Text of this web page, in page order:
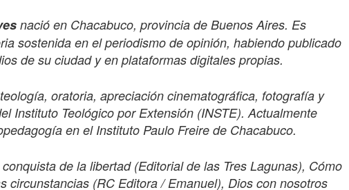
nació en Chacabuco, provincia de Buenos Aires. Es
sostenida en el periodismo de opinión, habiendo publicado
de su ciudad y en plataformas digitales propias.
oratoria, apreciación cinematográfica, fotografía y
Instituto Teológico por Extensión (INSTE). Actualmente
en el Instituto Paulo Freire de Chacabuco.
de la libertad (Editorial de las Tres Lagunas), Cómo
circunstancias (RC Editora / Emanuel), Dios con nosotros